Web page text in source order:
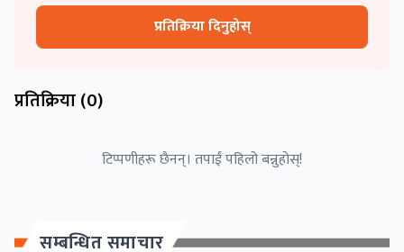
प्रतिक्रिया दिनुहोस्
प्रतिक्रिया (0)
टिप्पणीहरू छैनन्। तपाईं पहिलो बन्नुहोस्!
सम्बन्धित समाचार